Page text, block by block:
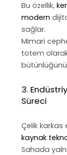
Bu özellik,
modern
sağlar.
Mimari
totem
3.
Süreci
Çelik karkas
kaynak
Sahada